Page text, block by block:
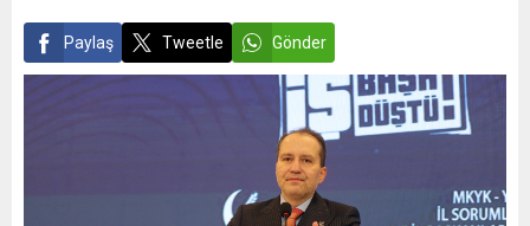
Paylaş Tweetle Gönder